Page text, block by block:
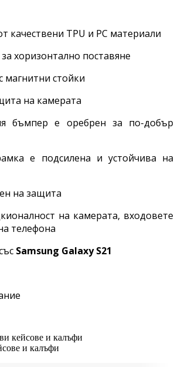
качествени TPU и PC материали
хоризонтално поставяне
магнитни стойки
на камерата
бъмпер е оребрен за по-добър
е подсилена и устойчива на
на защита
на камерата, входовете
телефона
Samsung Galaxy S21
кейсове и калъфи
и калъфи